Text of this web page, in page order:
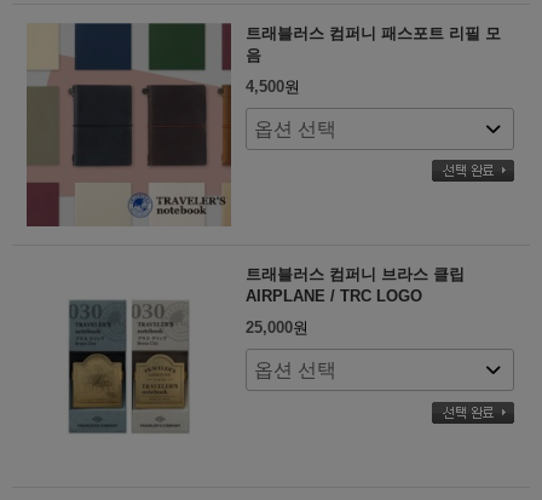
트래블러스 컴퍼니 패스포트 리필 모
음
4,500원
트래블러스 컴퍼니 브라스 클립
AIRPLANE / TRC LOGO
25,000원